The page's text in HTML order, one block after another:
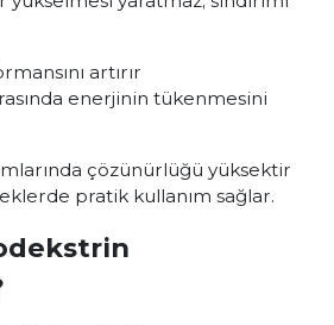
artırır
enerjinin tükenmesini
çözünürlüğü yüksektir
pratik kullanım sağlar.